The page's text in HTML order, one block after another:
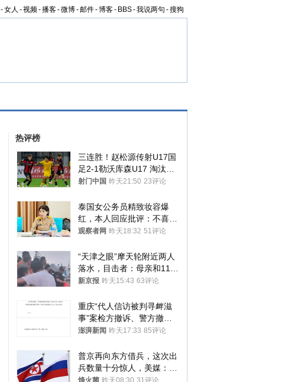
-女人 -视频-播客-微博-邮件-博客- BBS-我说两句 -搜狗
热评榜
三连胜！赵松源传射U17国
足2-1勒沃库森U17 淘汰赛
将战河床
射门中国 昨天21:50 23评论
泰国女公务员精致妆容爆
红，本人回应批评：不喜欢
就别看
观察者网 昨天18:32 51评论
“天津之眼”摩天轮附近两人
落水，目击者：母亲和11岁
儿子先后被打捞上岸
新京报 昨天15:43 63评论
重庆“代人信访被判寻衅滋
事”案检方撤诉、警方撤
案，两被告人获国赔
澎湃新闻 昨天17:33 85评论
普京再向东方借兵，这次出
兵数量十分惊人，美媒：俄
朝要动真格？